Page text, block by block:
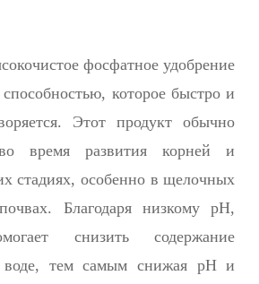
фосфатное удобрение
которое быстро и
Этот продукт обычно
во время развития корней и
стадиях, особенно в щелочных
Благодаря низкому pH,
снизить содержание
воде, тем самым снижая pH и